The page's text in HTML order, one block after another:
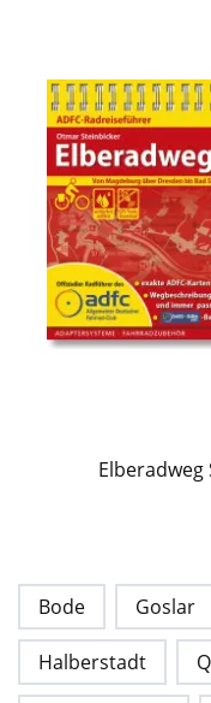
Elberadweg
Bode Goslar
Halberstadt